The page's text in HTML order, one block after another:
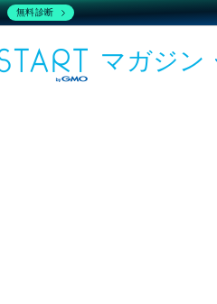
マガジン
無料診断